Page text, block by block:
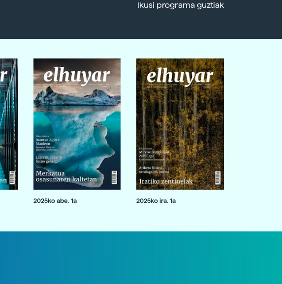
Ikusi programa guztiak
2025ko abe. 1a 2025ko ira. 1a